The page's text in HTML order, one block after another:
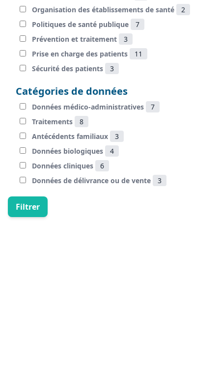
Organisation des établissements de santé
2
Politiques de santé publique
7
Prévention et traitement
3
Prise en charge des patients
11
Sécurité des patients
3
Catégories de données
Données médico-administratives
7
Traitements
8
Antécédents familiaux
3
Données biologiques
4
Données cliniques
6
Données de délivrance ou de vente
3